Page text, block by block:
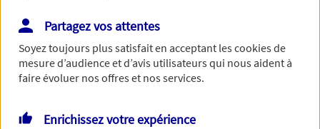
Vous disposez de droits sur les informations vous concernant. Pour
plus d’informations,cliquez ici.
Partagez vos attentes
Soyez toujours plus satisfait en acceptant lescookiesde
mesure d’audience et d’avis utilisateurs qui nous aident à
faire évoluer nos offres et nos services.
Enrichissez votre expérience